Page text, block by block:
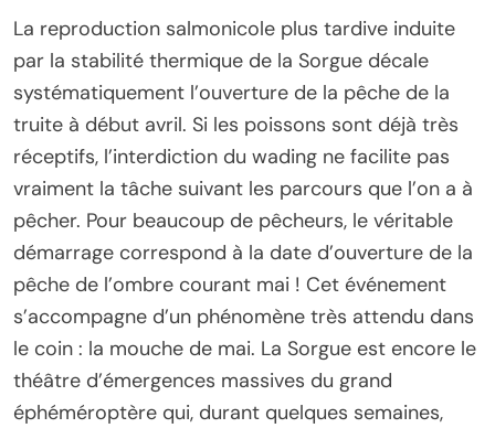
La reproduction salmonicole plus tardive induite
par la stabilité thermique de la Sorgue décale
systématiquement l’ouverture de la pêche de la
truite à début avril. Si les poissons sont déjà très
réceptifs, l’interdiction du wading ne facilite pas
vraiment la tâche suivant les parcours que l’on a à
pêcher. Pour beaucoup de pêcheurs, le véritable
démarrage correspond à la date d’ouverture de la
pêche de l’ombre courant mai ! Cet événement
s’accompagne d’un phénomène très attendu dans
le coin : la mouche de mai. La Sorgue est encore le
théâtre d’émergences massives du grand
éphéméroptère qui, durant quelques semaines,